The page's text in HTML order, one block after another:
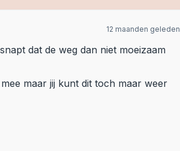
12 maanden geleden
dat de weg dan niet moeizaam
maar jij kunt dit toch maar weer